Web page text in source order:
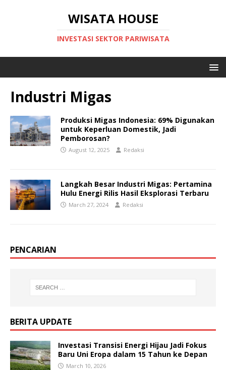
WISATA HOUSE
INVESTASI SEKTOR PARIWISATA
Industri Migas
Produksi Migas Indonesia: 69% Digunakan
untuk Keperluan Domestik, Jadi
Pemborosan?
August 12, 2025 Redaksi
Langkah Besar Industri Migas: Pertamina
Hulu Energi Rilis Hasil Eksplorasi Terbaru
March 27, 2024 Redaksi
PENCARIAN
BERITA UPDATE
Investasi Transisi Energi Hijau Jadi Fokus
Baru Uni Eropa dalam 15 Tahun ke Depan
March 10, 2026